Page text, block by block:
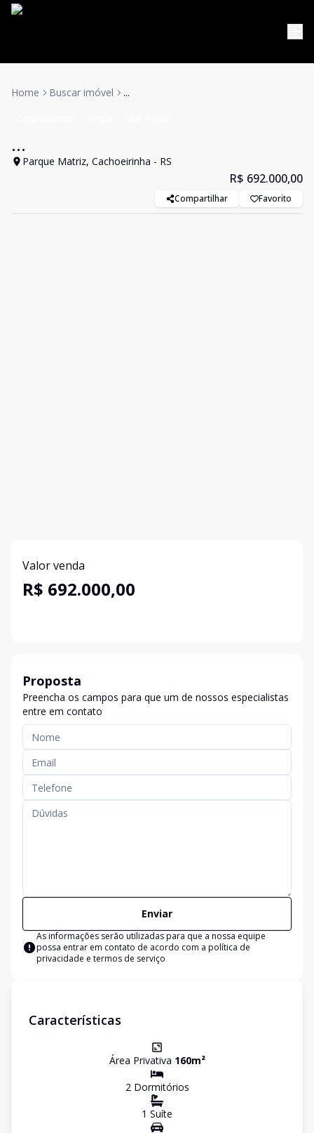
Home Buscar imóvel ...
...
Parque Matriz, Cachoeirinha - RS
R$ 692.000,00
Compartilhar Favorito
Valor venda
R$ 692.000,00
Proposta
Preencha os campos para que um de nossos especialistas
entre em contato
Enviar
As informações serão utilizadas para que a nossa equipe
possa entrar em contato de acordo com a política de
privacidade e termos de serviço
Características
Área Privativa 160m²
2Dormitórios
1 Suíte